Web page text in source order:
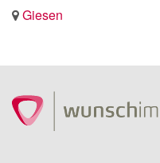
Giesen